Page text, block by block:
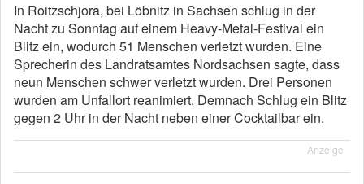
In Roitzschjora, bei Löbnitz in Sachsen schlug in der
Nacht zu Sonntag auf einem Heavy-Metal-Festival ein
Blitz ein, wodurch 51 Menschen verletzt wurden. Eine
Sprecherin des Landratsamtes Nordsachsen sagte, dass
neun Menschen schwer verletzt wurden. Drei Personen
wurden am Unfallort reanimiert. Demnach Schlug ein Blitz
gegen 2 Uhr in der Nacht neben einer Cocktailbar ein.
Anzeige